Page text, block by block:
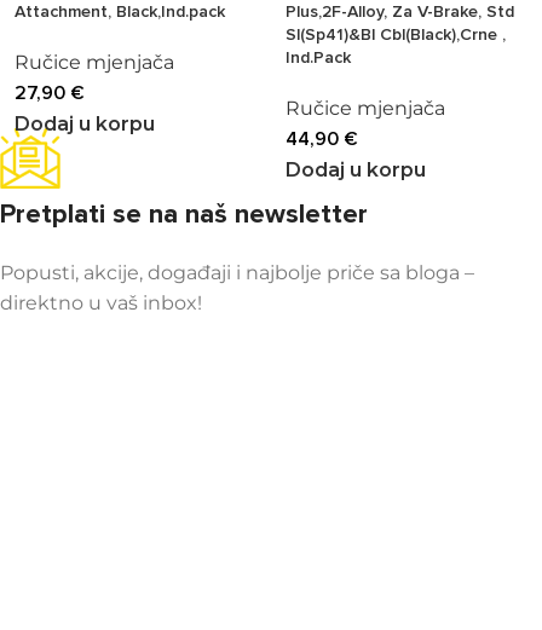
Attachment, Black,Ind.pack
Ručice mjenjača
27,90 €
Dodaj u korpu
Plus,2F-Alloy, Za V-Brake, Std
Sl(Sp41)&Bl Cbl(Black),Crne ,
Ind.Pack
Ručice mjenjača
44,90 €
Dodaj u korpu
Pretplati se na naš newsletter
Popusti, akcije, događaji i najbolje priče sa bloga –
direktno u vaš inbox!